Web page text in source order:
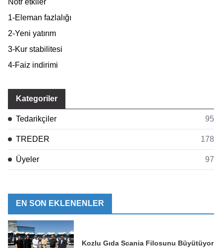
Nötr etkiler
1-Eleman fazlalığı
2-Yeni yatırım
3-Kur stabilitesi
4-Faiz indirimi
Kategoriler
Tedarikçiler 95
TREDER 178
Üyeler 97
EN SON EKLENENLER
Kozlu Gıda Scania Filosunu Büyütüyor